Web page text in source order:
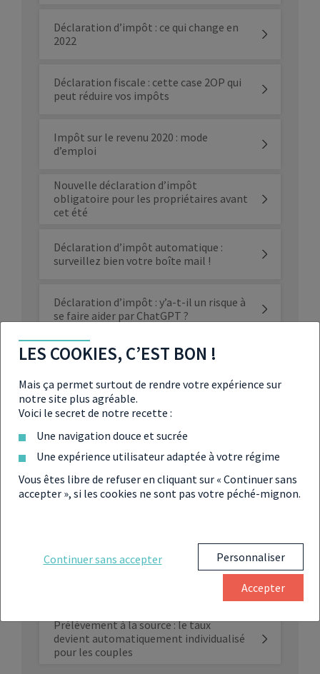
Déclaration d’impôt : ce qui change en
2022
Déclaration fiscale : cette case 2OP qui
peut réduire vos impôts
Impôt sur le revenu 2020 : mode
d’emploi
Nouvelle déclaration d’impôt
obligatoire pour les propriétaires avant
cet été
Déclaration d’impôt automatique :
surveillez bien votre boîte mail !
Déclaration d’impôt : y’a-t-il un risque à
se faire aider par ChatGPT ?
Impôt sur le revenu 2023 : quelle date de
Impôts : le droit à l’erreur plébiscité
Pourquoi mon impôt sur le revenu
augmente à l’automne 2023 ?
Impôts 2025 : la déclaration en ligne
Prélèvement à la source : le taux
devient automatiquement individualisé
pour les couples
LES COOKIES, C’EST BON !
Mais ça permet surtout de rendre votre expérience sur
notre site plus agréable.
Voici le secret de notre recette :
Une navigation douce et sucrée
Une expérience utilisateur adaptée à votre régime
Vous êtes libre de refuser en cliquant sur « Continuer sans
accepter », si les cookies ne sont pas votre péché-mignon.
Continuer sans accepter Personnaliser
Accepter